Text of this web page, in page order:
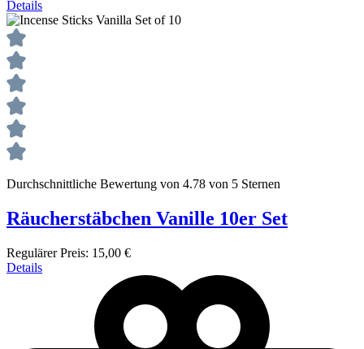
Details
Durchschnittliche Bewertung von 4.78 von 5 Sternen
Räucherstäbchen Vanille 10er Set
Regulärer Preis: 15,00 €
Details